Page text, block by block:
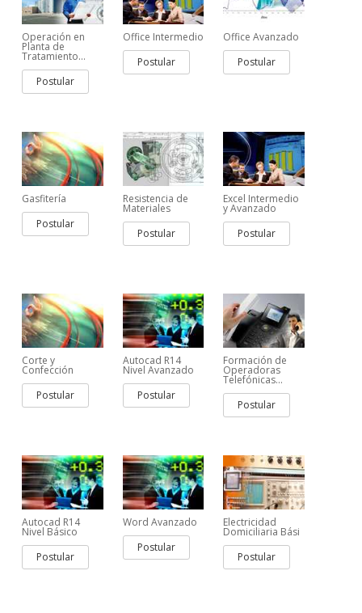
Operación en
Planta de
Tratamiento...
Postular
Office Intermedio
Postular
Office Avanzado
Postular
Gasfitería
Postular
Resistencia de
Materiales
Postular
Excel Intermedio
y Avanzado
Postular
Corte y
Confección
Postular
Autocad R14
Nivel Avanzado
Postular
Formación de
Operadoras
Telefónicas...
Postular
Autocad R14
Nivel Básico
Postular
Word Avanzado
Postular
Electricidad
Domiciliaria Bási
Postular